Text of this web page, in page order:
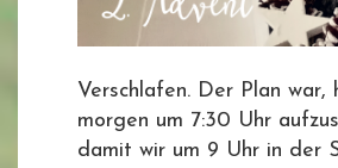
Verschlafen. Der Plan war,
morgen um 7:30 Uhr
damit wir um 9 Uhr in der